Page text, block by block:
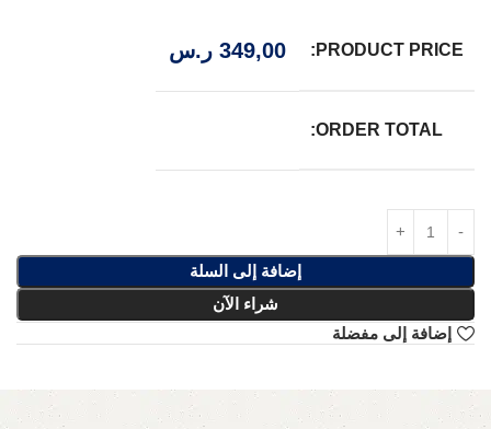
PRODUCT PRICE:
349,00 ر.س
ORDER TOTAL:
إضافة إلى السلة
شراء الآن
إضافة إلى مفضلة